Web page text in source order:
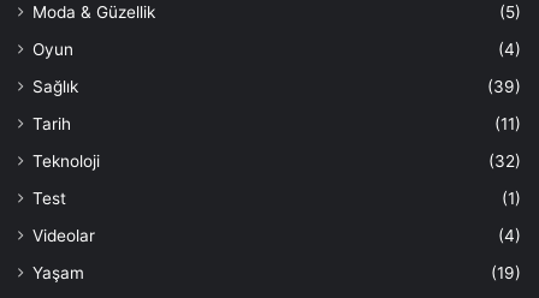
Moda & Güzellik
(5)
Oyun
(4)
Sağlık
(39)
Tarih
(11)
Teknoloji
(32)
Test
(1)
Videolar
(4)
Yaşam
(19)